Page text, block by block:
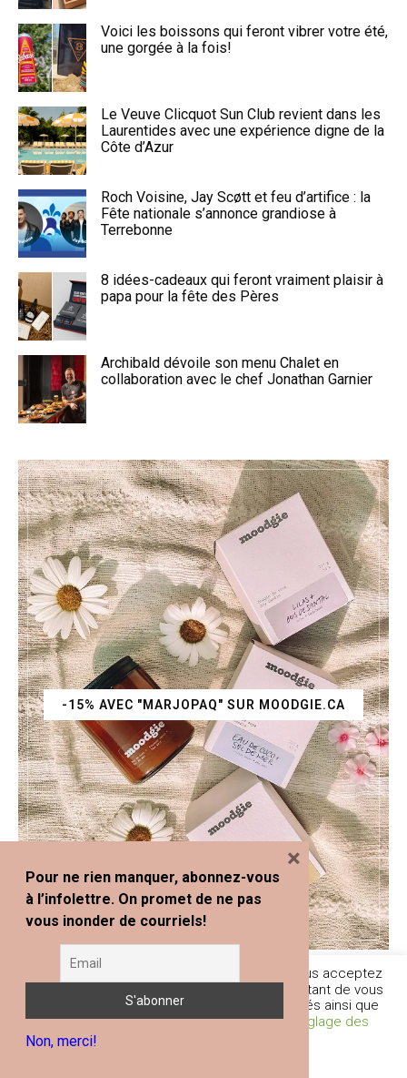
Voici les boissons qui feront vibrer votre été,
une gorgée à la fois!
Le Veuve Clicquot Sun Club revient dans les
Laurentides avec une expérience digne de la
Côte d’Azur
Roch Voisine, Jay Scøtt et feu d’artifice : la
Fête nationale s’annonce grandiose à
Terrebonne
8 idées-cadeaux qui feront vraiment plaisir à
papa pour la fête des Pères
Archibald dévoile son menu Chalet en
collaboration avec le chef Jonathan Garnier
-15% AVEC "MARJOPAQ" SUR MOODGIE.CA
En poursuivant votre navigation sur ce site, vous acceptez
l'utilisation de traceurs (cookies) nous permettant de vous
fournir les services et fonctionnalités proposés ainsi que
d’améliorer votre expérience globale.
Réglage des
Pour ne rien manquer, abonnez-vous
à l’infolettre. On promet de ne pas
vous inonder de courriels!
Non, merci!
×